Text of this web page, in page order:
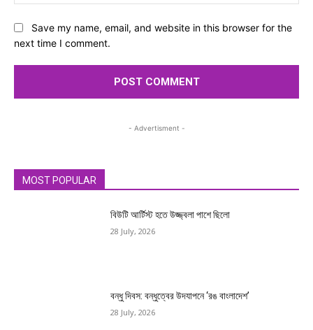
Save my name, email, and website in this browser for the
next time I comment.
- Advertisment -
MOST POPULAR
বিউটি আর্টিস্ট হতে উজ্জ্বলা পাশে ছিলো
28 July, 2026
বন্ধু দিবস: বন্ধুত্বের উদযাপনে ‘রঙ বাংলাদেশ’
28 July, 2026